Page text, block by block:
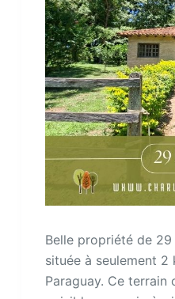
Belle propriété de
située à seulement 2
Paraguay. Ce